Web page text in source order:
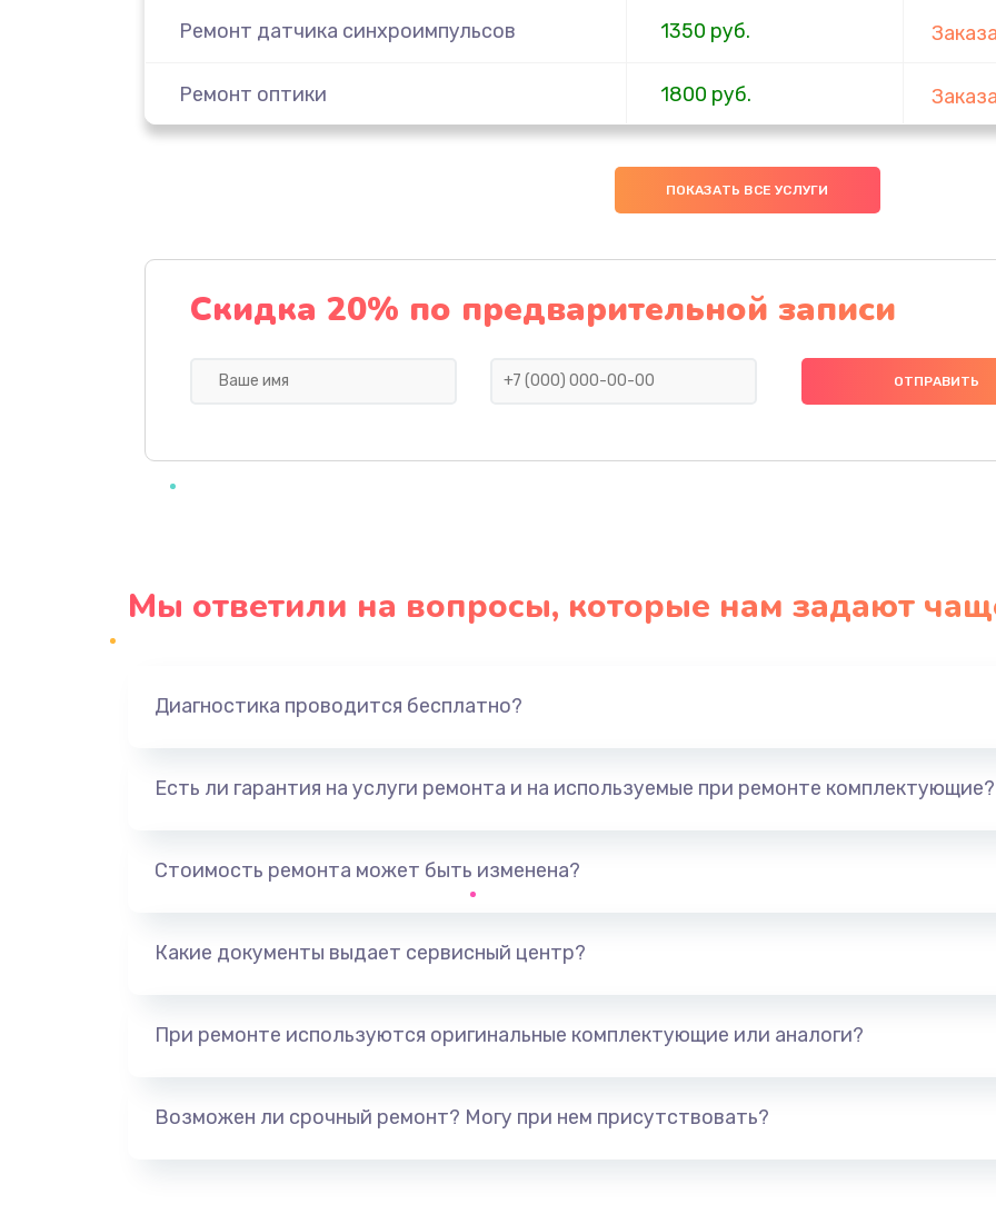
Ремонт датчика синхроимпульсов 1350 руб.
Ремонт оптики 1800 руб.
400 руб.
ПОКАЗАТЬ ВСЕ УСЛУГИ
Скидка 20% по предварительной записи
Мы ответили на вопросы, которые нам задают
Диагностика проводится бесплатно?
Есть ли гарантия на услуги ремонта и на используемые при ремонте комплектующие?
Стоимость ремонта может быть изменена?
Какие документы выдает сервисный центр?
При ремонте используются оригинальные комплектующие или аналоги?
Возможен ли срочный ремонт? Могу при нем присутствовать?